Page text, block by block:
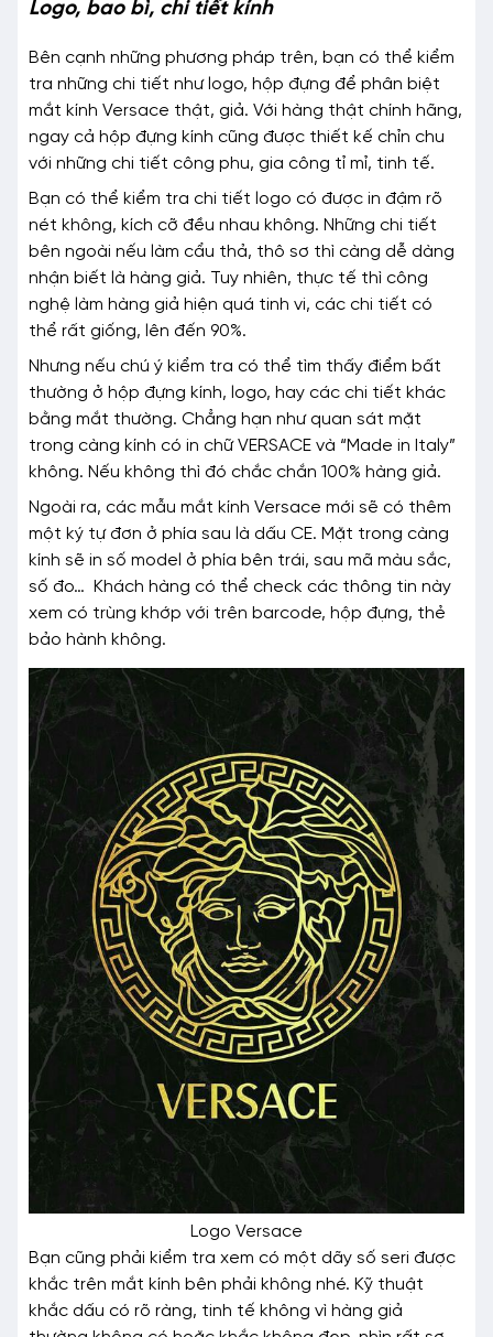
Logo, bao bì, chi tiết kính
Bên cạnh những phương pháp trên, bạn có thể kiểm
tra những chi tiết như logo, hộp đựng để phân biệt
mắt kính Versace thật, giả. Với hàng thật chính hãng,
ngay cả hộp đựng kính cũng được thiết kế chỉn chu
với những chi tiết công phu, gia công tỉ mỉ, tinh tế.
Bạn có thể kiểm tra chi tiết logo có được in đậm rõ
nét không, kích cỡ đều nhau không. Những chi tiết
bên ngoài nếu làm cẩu thả, thô sơ thì càng dễ dàng
nhận biết là hàng giả. Tuy nhiên, thực tế thì công
nghệ làm hàng giả hiện quá tinh vi, các chi tiết có
thể rất giống, lên đến 90%.
Nhưng nếu chú ý kiểm tra có thể tìm thấy điểm bất
thường ở hộp đựng kính, logo, hay các chi tiết khác
bằng mắt thường. Chẳng hạn như quan sát mặt
trong càng kính có in chữ VERSACE và “Made in Italy”
không. Nếu không thì đó chắc chắn 100% hàng giả.
Ngoài ra, các mẫu mắt kính Versace mới sẽ có thêm
một ký tự đơn ở phía sau là dấu CE. Mặt trong càng
kính sẽ in số model ở phía bên trái, sau mã màu sắc,
số đo… Khách hàng có thể check các thông tin này
xem có trùng khớp với trên barcode, hộp đựng, thẻ
bảo hành không.
Logo Versace
Bạn cũng phải kiểm tra xem có một dãy số seri được
khắc trên mắt kính bên phải không nhé. Kỹ thuật
khắc dấu có rõ ràng, tinh tế không vì hàng giả